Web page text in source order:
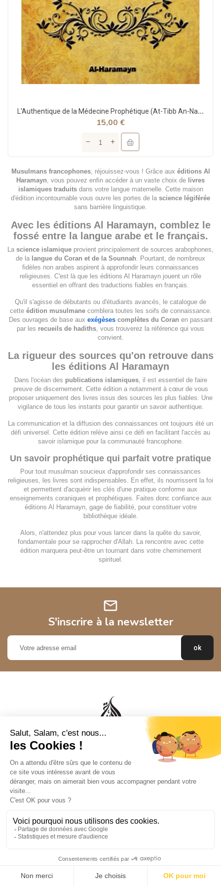
L'Authentique de la Médecine Prophétique (At-Tibb An-Nabawî) - Ibn Qayyim Al-Jawziyya - Al-Haramayn
15,00 €
Musulmans francophones, réjouissez-vous ! Grâce aux éditions Al
Haramayn, vous pouvez enfin accéder à un vaste choix de livres
islamiques traduitsdans votre langue maternelle. Cette maison
d'édition incontournable vous ouvre les portes de la science légiférée
sans barrière linguistique.
Avec les éditions Al Haramayn, comblez le
fossé entre la langue arabe et le français.
La science islamique provient principalement de sources arabophones,
de la langue du Coran et de la Sounnah. Pourtant, de nombreux
fidèles non arabes aspirent à approfondir leurs connaissances
religieuses. C'est là que les éditions Al Haramayn jouent un rôle
essentiel en offrant des traductions fiables en français.
Qu'il s'agisse de débutants ou d'étudiants avancés, le catalogue de
cette édition musulmanecomblera toutes les soifs de connaissance.
Des ouvrages de base aux exégèsescomplètes du Coran en passant
par les recueils de hadiths, vous trouverez la référence qui vous
convient.
La rigueur des sources qu'on retrouve dans
les éditions Al Haramayn
Dans l'océan des publications islamiques, il est essentiel de faire
preuve de discernement. Cette édition a notamment à cœur de vous
proposer uniquement des livres issus des sources les plus fiables. Une
vigilance de tous les instants pour garantir un savoir authentique.
La communication et la diffusion des connaissances ont toujours été un
défi universel. Cette édition relève ainsi ce défi en facilitant l'accès au
savoir islamique pour la communauté francophone.
Un savoir prophétique qui parfait votre pratique
Pour tout musulman soucieux d'approfondir ses connaissances
religieuses, les livres sont indispensables. En effet, ils nourrissent la foi
et permettent d'acquérir les clés d'une pratique conforme aux
enseignements coraniques et prophétiques. Faites donc confiance aux
éditions Al Haramayn, gage de fiabilité, pour constituer votre
bibliothèque idéale.
Alors, n'attendez plus pour vous lancer dans la quête du savoir,
fondamentale pour se rapprocher d'Allah. La rencontre avec cette
édition marquera peut-être un tournant dans votre cheminement
spirituel.
mail
S'inscrire à la newsletter
Al Bayyinah est votre source de confiance pour des livres, vêtements
et autres produits qui reflètent l'excellence de la culture musulmane.
Informations
Informations de magasin
© 2026 - Librairie Al Bayyinah